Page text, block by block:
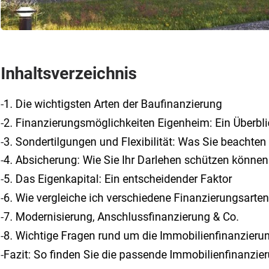
Inhaltsverzeichnis
-1. Die wichtigsten Arten der Baufinanzierung
-2. Finanzierungsmöglichkeiten Eigenheim: Ein
-3. Sondertilgungen und Flexibilität: Was Sie
-4. Absicherung: Wie Sie Ihr Darlehen schützen können
-5. Das Eigenkapital: Ein entscheidender Faktor
-6. Wie vergleiche ich verschiedene
-7. Modernisierung, Anschlussfinanzierung & Co.
-8. Wichtige Fragen rund um die
-Fazit: So finden Sie die passende